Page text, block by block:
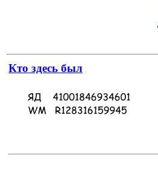
Кто здесь был